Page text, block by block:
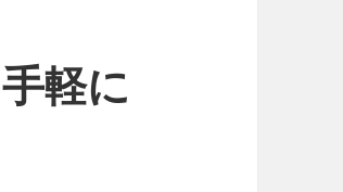
軽に